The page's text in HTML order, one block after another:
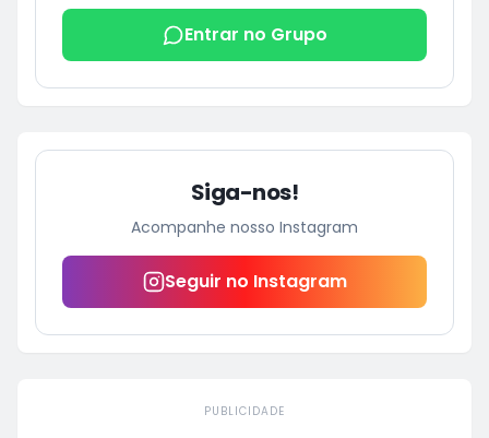
Entrar no Grupo
Siga-nos!
Acompanhe nosso Instagram
Seguir no Instagram
PUBLICIDADE